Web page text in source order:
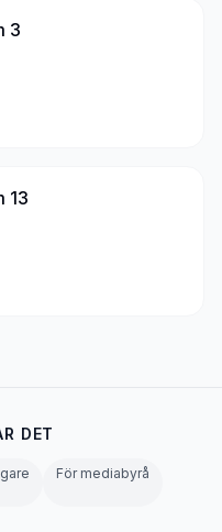
3
13
DET
För mediabyrå